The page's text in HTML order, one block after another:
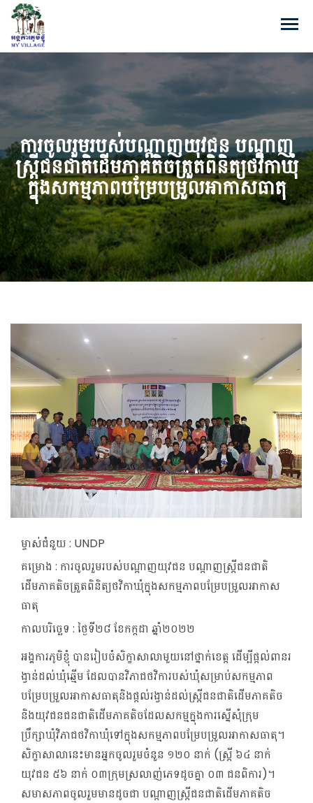
ការចូលរួមរបស់បណ្តាញយុវជន បណ្តាញ
ស្ត្រីជនជាតិដើមភាគតិចត្រួតពិនិត្យថវិកាឃុំ
ក្នុងសកម្មភាពបម្រែបម្រួលអាកាសធាតុ
ម្ចាស់ជំនួយ : UNDP
គម្រោង : ការចូលរួមរបស់បណ្តាញយុវជន​ បណ្តាញស្ត្រីជនជាតិ
ដើមភាគតិចត្រួតពិនិត្យថវិកាឃុំក្នុងសកម្មភាពបម្រែបម្រួលអាកាស
ធាតុ
កាលបរិច្ឆេទ : ថ្ងៃទី២៨ ខែកក្កដា ឆ្នាំ២០២២
អង្គការភូមិខ្ញុំ បានរៀបចំសិក្ខាសាលាមួយនៅថ្នាក់ខេត្ត ដើម្បីផ្តល់ពានរ
ង្វាន់ដល់ឃុំឆ្មើម ដែលបានវិភាជថវិការបស់ឃុំសម្រាប់សកម្មភាព
បម្រែបម្រួលអាកាសធាតុនិងផ្តល់រង្វាន់ដល់ស្ត្រីជនជាតិដើមភាគតិច
និងយុវជនជនជាតិដើមភាគតិចដែលសកម្មក្នុងការស្នើសុំក្រុម
ប្រឹក្សាឃុំវិភាជថវិកាឃុំទៅក្នុងសកម្មភាពបម្រែបម្រួលអាកាសធាតុ។
សិក្ខាសាលានេះមានអ្នកចូលរួមចំនួន ១២០ នាក់ (ស្ត្រី ៦៤ នាក់
យុវជន ៥៦ នាក់ ០៣ក្រុមស្រលាញ់ភេទដូចគ្នា ០៣ ជនពិការ)។
សមាសភាពចូលរួមមានដូចជា បណ្តាញស្ត្រីជនជាតិដើមភាគតិច